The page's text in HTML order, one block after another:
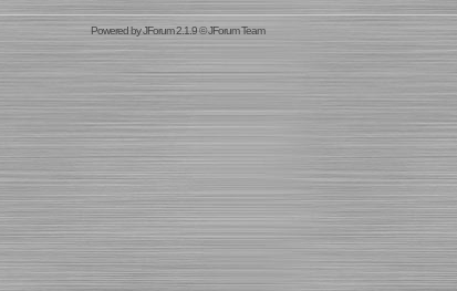
Powered byJForum 2.1.9©JForum Team